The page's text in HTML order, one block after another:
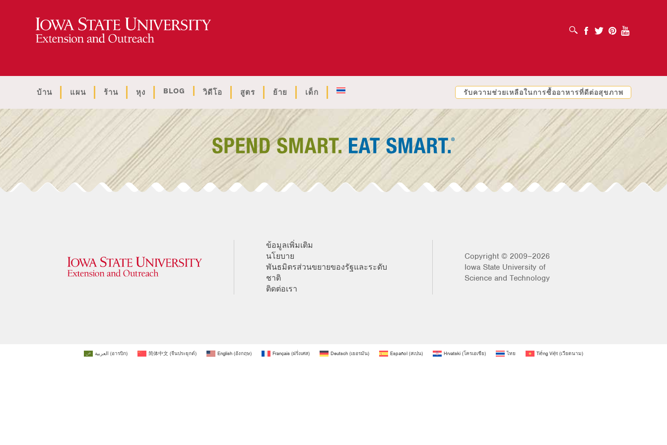
เปิดช่องค้นหา Facebook
Twitter PinterestYoutube
บ้าน แผน ร้าน หุง BLOG วิดีโอ สูตร ย้าย เด็ก รับความช่วยเหลือในการซื้ออาหารที่ดีต่อสุขภาพ
ข้อมูลเพิ่มเติม
นโยบาย
พันธมิตรส่วนขยายของรัฐและระดับ
ชาติ
ติดต่อเรา
Copyright © 2009–2026
Iowa State University of
Science and Technology
العربية (อารบิก) 简体中文 (จีนประยุกต์) English (อังกฤษ) Français (ฝรั่งเศส) Deutsch (เยอรมัน) Español (สเปน) Hrvatski (โครเอเชีย) ไทย Tiếng Việt (เวียดนาม)